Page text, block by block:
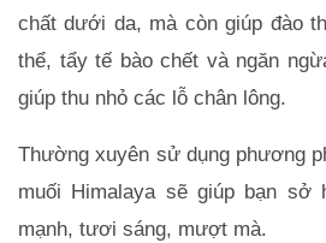
chất dưới da, mà còn giúp đào
thể, tẩy tế bào chết và ngăn
giúp thu nhỏ các lỗ chân lông.
Thường xuyên sử dụng phương
muối Himalaya sẽ giúp bạn sở
mạnh, tươi sáng, mượt mà.